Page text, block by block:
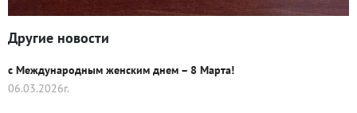
Другие новости
с Международным женским днем – 8 Марта!
06.03.2026г.